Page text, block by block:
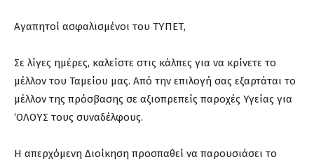
Αγαπητοί ασφαλισμένοι του ΤΥΠΕΤ,
Σε λίγες ημέρες, καλείστε στις κάλπες για να κρίνετε το
μέλλον του Ταμείου μας. Από την επιλογή σας εξαρτάται το
μέλλον της πρόσβασης σε αξιοπρεπείς παροχές Υγείας για
‘ΟΛΟΥΣ τους συναδέλφους.
Η απερχόμενη Διοίκηση προσπαθεί να παρουσιάσει το